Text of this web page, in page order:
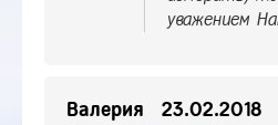
уважением
Валерия 23.02.2018